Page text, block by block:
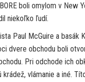
boli omylom v New
niekoľko ľudí.
Paul McGuire a basák
dvere obchodu boli
Pri odchode ich
vlámanie a iné.